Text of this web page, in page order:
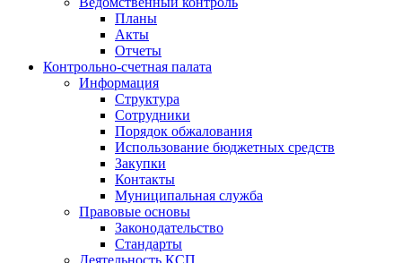
Планы
Акты
Отчеты
Контрольно-счетная палата
Информация
Структура
Сотрудники
Порядок обжалования
Использование бюджетных средств
Закупки
Контакты
Муниципальная служба
Правовые основы
Законодательство
Стандарты